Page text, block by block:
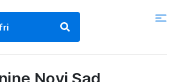
Novi Sad